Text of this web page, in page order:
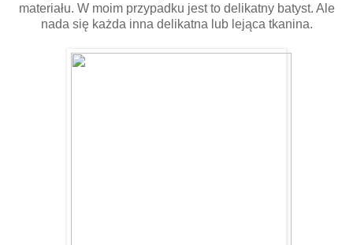
materiału. W moim przypadku jest to delikatny batyst. Ale
nada się każda inna delikatna lub lejąca tkanina.